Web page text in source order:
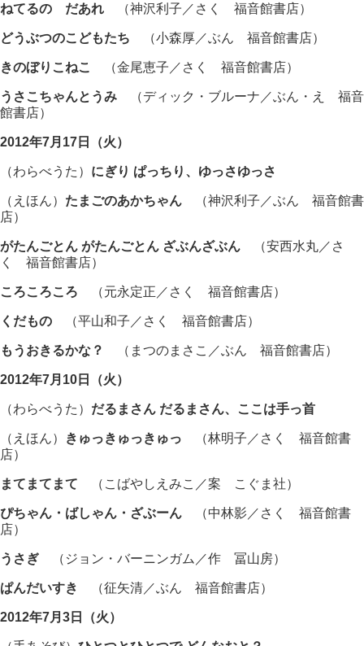
ねてるの だあれ （神沢利子／さく 福音館書店）
どうぶつのこどもたち （小森厚／ぶん 福音館書店）
きのぼりこねこ （金尾恵子／さく 福音館書店）
うさこちゃんとうみ （ディック・ブルーナ／ぶん・え 福音
館書店）
2012年7月17日（火）
（わらべうた） にぎり ぱっちり、ゆっさゆっさ
（えほん） たまごのあかちゃん
（神沢利子／ぶん 福音館書
店）
がたんごとん がたんごとん ざぶんざぶん （安西水丸／さ
く 福音館書店）
ころころころ （元永定正／さく 福音館書店）
くだもの （平山和子／さく 福音館書店）
もうおきるかな？ （まつのまさこ／ぶん 福音館書店）
2012年7月10日（火）
（わらべうた） だるまさん だるまさん、ここは手っ首
（えほん） きゅっきゅっきゅっ （林明子／さく 福音館書
店）
まてまてまて （こばやしえみこ／案 こぐま社）
ぴちゃん・ばしゃん・ざぶーん （中林影／さく 福音館書
店）
うさぎ （ジョン・バーニンガム／作 冨山房）
ぱんだいすき （征矢清／ぶん 福音館書店）
2012年7月3日（火）